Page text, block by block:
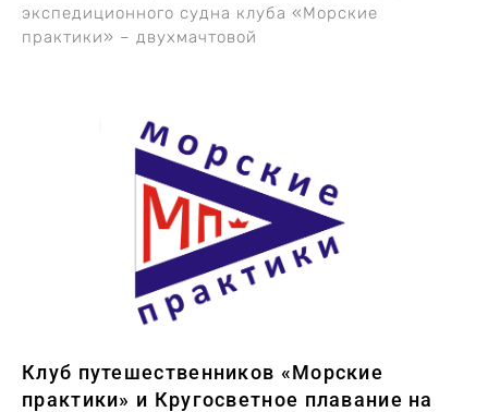
экспедиционного судна клуба «Морские
практики» – двухмачтовой
Клуб путешественников «Морские
практики» и Кругосветное плавание на